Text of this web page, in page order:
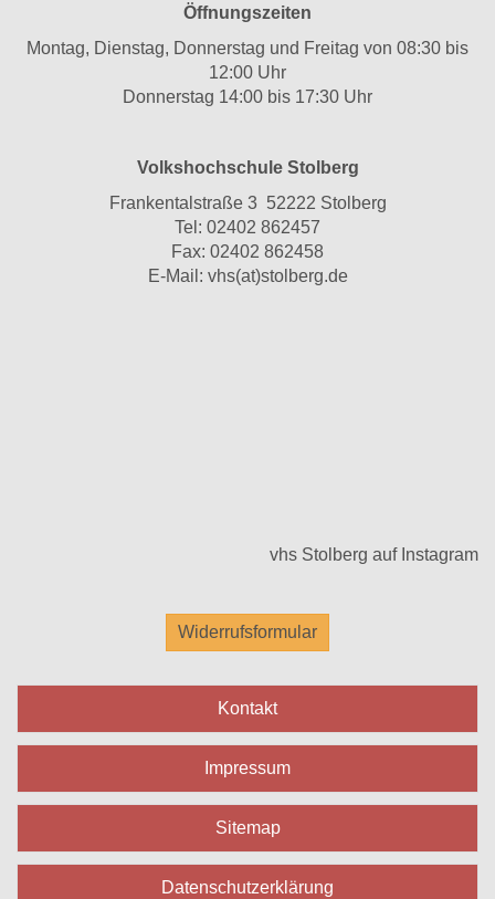
Öffnungszeiten
Montag, Dienstag, Donnerstag und Freitag von 08:30 bis
12:00 Uhr
Donnerstag 14:00 bis 17:30 Uhr
Volkshochschule Stolberg
Frankentalstraße 3 52222 Stolberg
Tel: 02402 862457
Fax: 02402 862458
E-Mail: vhs(at)stolberg.de
vhs Stolberg auf Instagram
Widerrufsformular
Kontakt
Impressum
Sitemap
Datenschutzerklärung